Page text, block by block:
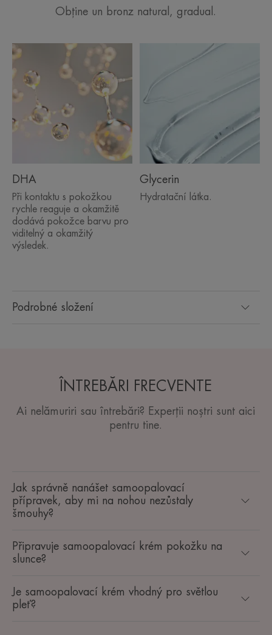
Obține un bronz natural, gradual.
Podrobné složení
DHA
Při kontaktu s pokožkou
rychle reaguje a okamžitě
dodává pokožce barvu pro
viditelný a okamžitý
výsledek.
Glycerin
Hydratační látka.
ÎNTREBĂRI FRECVENTE
Ai nelămuriri sau întrebări? Experții noștri sunt aici
pentru tine.
Jak správně nanášet samoopalovací
přípravek, aby mi na nohou nezůstaly
šmouhy?
Připravuje samoopalovací krém pokožku na
slunce?
Je samoopalovací krém vhodný pro světlou
pleť?